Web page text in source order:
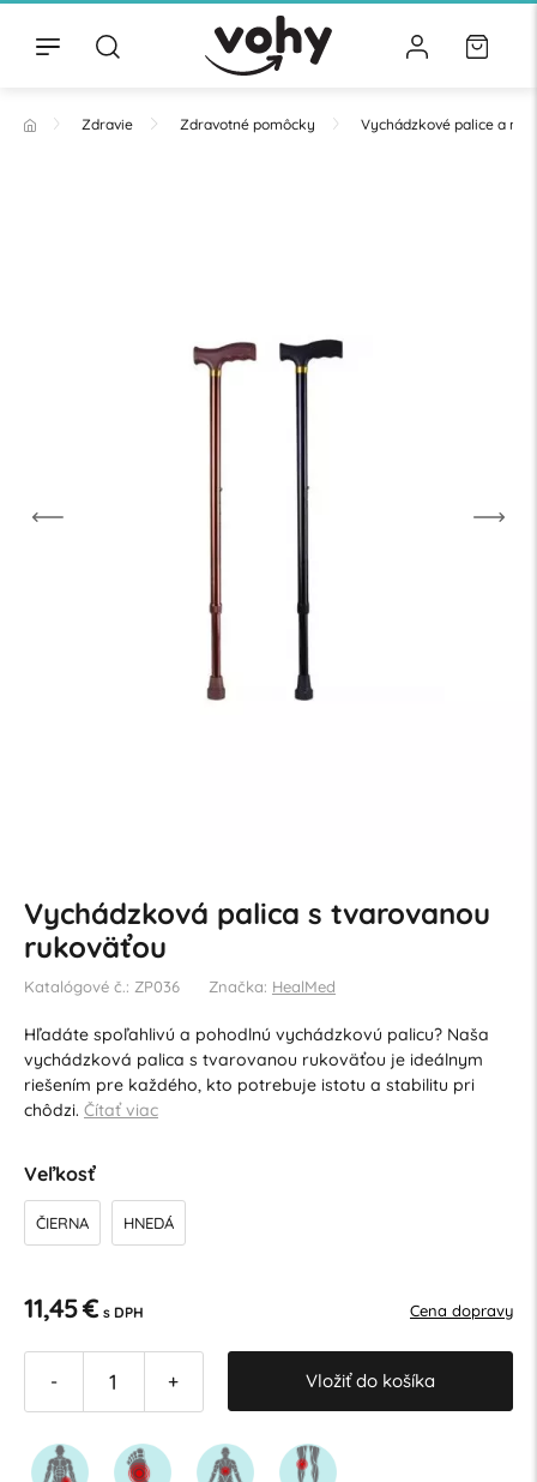
Zdravie Zdravotné pomôcky Vychádzkové palice a
Vychádzková palica s tvarovanou
rukoväťou
Katalógové č.: ZP036 Značka: HealMed
Hľadáte spoľahlivú a pohodlnú vychádzkovú palicu? Naša
vychádzková palica s tvarovanou rukoväťou je ideálnym
riešením pre každého, kto potrebuje istotu a stabilitu pri
chôdzi. Čítať viac
Veľkosť
ČIERNA HNEDÁ
11,45 € s DPH Cena dopravy
- + Vložiť do košíka